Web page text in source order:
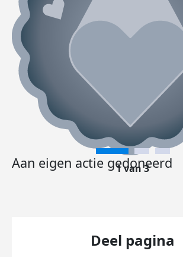
Aan eigen actie gedoneerd
1 van 3
Deel pagina